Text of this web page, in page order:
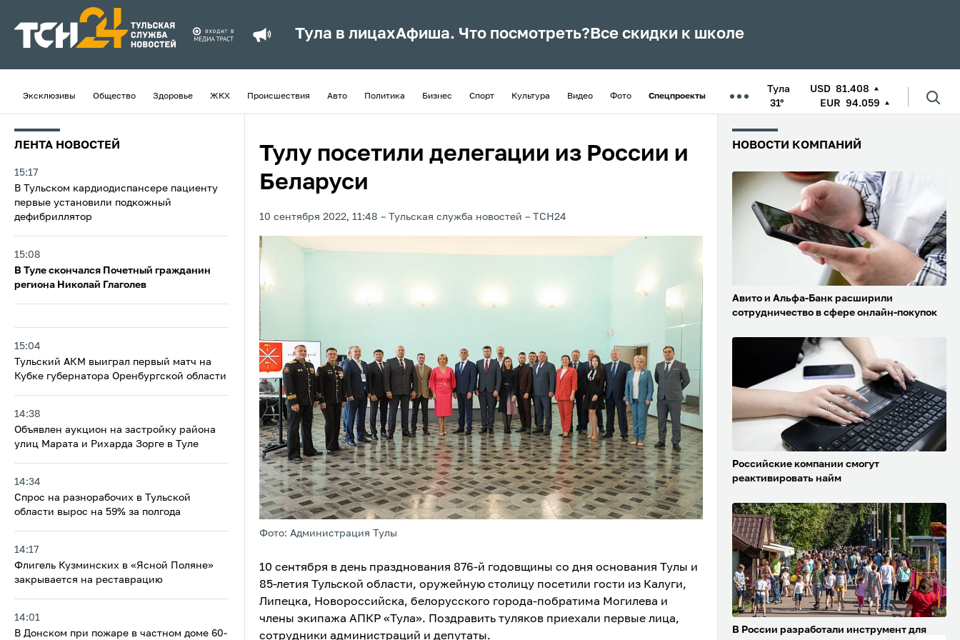
Тула в лицахАфиша. Что посмотреть? Все скидки к школе
Эксклюзивы Общество Здоровье ЖКХ Происшествия Авто Политика Бизнес Спорт Культура Видео Фото Спецпроекты
Тула
31°
USD 81.408
EUR 94.059
ЛЕНТА НОВОСТЕЙ
15:17
В Тульском кардиодиспансере пациенту
первые установили подкожный
дефибриллятор
15:08
В Туле скончался Почетный гражданин
региона Николай Глаголев
15:04
Тульский АКМ выиграл первый матч на
Кубке губернатора Оренбургской области
14:38
Объявлен аукцион на застройку района
улиц Марата и Рихарда Зорге в Туле
14:34
Cпрос на разнорабочих в Тульской
области вырос на 59% за полгода
14:17
Флигель Кузминских в «Ясной Поляне»
закрывается на реставрацию
14:01
В Донском при пожаре в частном доме 60-
Тулу посетили делегации из России и
Беларуси
10 сентября 2022, 11:48 Тульская служба новостей ТСН24
Фото: Администрация Тулы
10 сентября в день празднования 876-й годовщины со дня основания Тулы и
85-летия Тульской области, оружейную столицу посетили гости из Калуги,
Липецка, Новороссийска, белорусского города-побратима Могилева и
члены экипажа АПКР «Тула». Поздравить туляков приехали первые лица,
сотрудники администраций и депутаты.
НОВОСТИ КОМПАНИЙ
Авито и Альфа-Банк расширили
сотрудничество в сфере онлайн-покупок
Российские компании смогут
реактивировать найм
В России разработали инструмент для